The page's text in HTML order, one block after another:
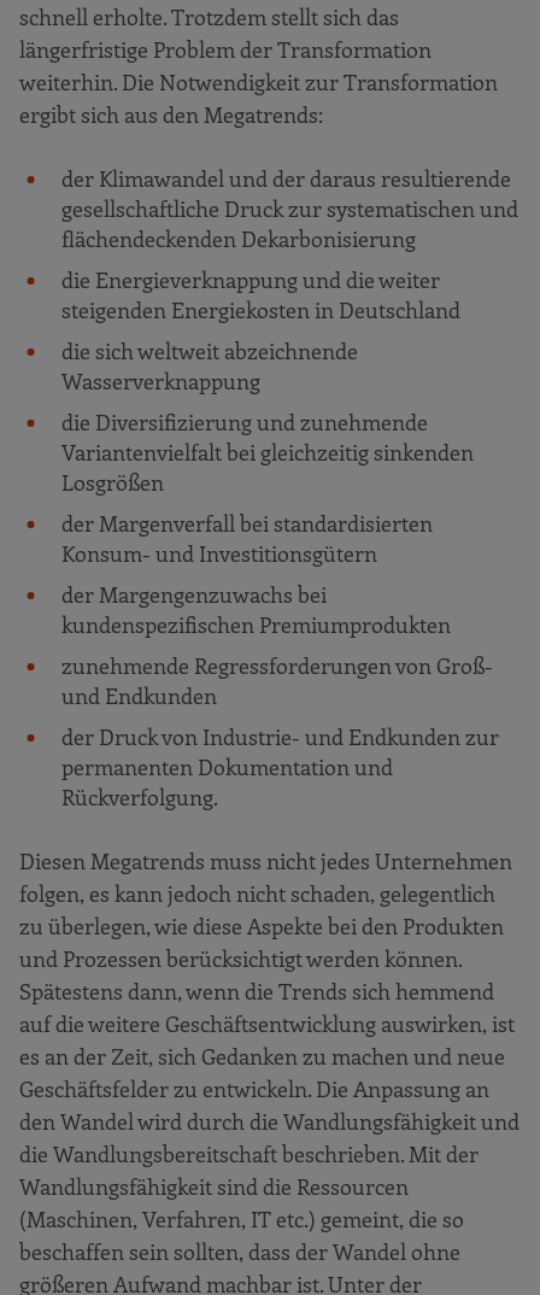
schnell erholte. Trotzdem stellt sich das
längerfristige Problem der Transformation
weiterhin. Die Notwendigkeit zur Transformation
ergibt sich aus den Megatrends:
der Klimawandel und der daraus resultierende
gesellschaftliche Druck zur systematischen und
flächendeckenden Dekarbonisierung
die Energieverknappung und die weiter
steigenden Energiekosten in Deutschland
die sich weltweit abzeichnende
Wasserverknappung
die Diversifizierung und zunehmende
Variantenvielfalt bei gleichzeitig sinkenden
Losgrößen
der Margenverfall bei standardisierten
Konsum- und Investitionsgütern
der Margengenzuwachs bei
kundenspezifischen Premiumprodukten
zunehmende Regressforderungen von Groß-
und Endkunden
der Druck von Industrie- und Endkunden zur
permanenten Dokumentation und
Rückverfolgung.
Diesen Megatrends muss nicht jedes Unternehmen
folgen, es kann jedoch nicht schaden, gelegentlich
zu überlegen, wie diese Aspekte bei den Produkten
und Prozessen berücksichtigt werden können.
Spätestens dann, wenn die Trends sich hemmend
auf die weitere Geschäftsentwicklung auswirken, ist
es an der Zeit, sich Gedanken zu machen und neue
Geschäftsfelder zu entwickeln. Die Anpassung an
den Wandel wird durch die Wandlungsfähigkeit und
die Wandlungsbereitschaft beschrieben. Mit der
Wandlungsfähigkeit sind die Ressourcen
(Maschinen, Verfahren, IT etc.) gemeint, die so
beschaffen sein sollten, dass der Wandel ohne
größeren Aufwand machbar ist. Unter der